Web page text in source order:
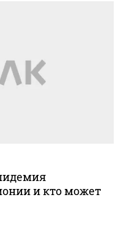
и кто может